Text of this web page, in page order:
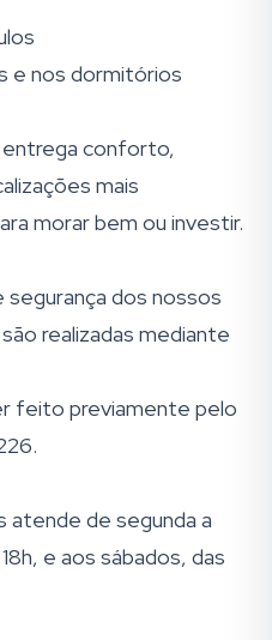
e nos dormitórios
entrega conforto,
mais
morar bem ou investir.
segurança dos nossos
realizadas mediante
feito previamente pelo
de segunda a
e aos sábados, das